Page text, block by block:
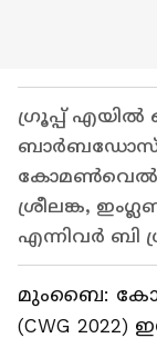
ഗ്രൂപ്പ് എയില്‍
ബാര്‍ബഡോസ്
ശ്രീലങ്ക,
എന്നിവര്‍ ബി
മുംബൈ:
(CWG 2022)